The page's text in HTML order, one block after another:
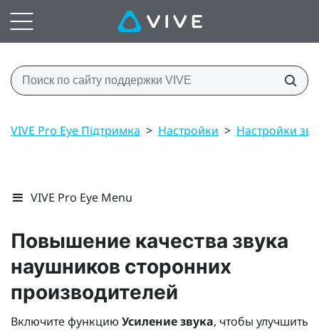
VIVE Pro Eye Підтримка > Настройки > Настройки
VIVE Pro Eye Menu
Повышение качества звука
наушников сторонних
производителей
Включите функцию Усиление звука, чтобы улучшить